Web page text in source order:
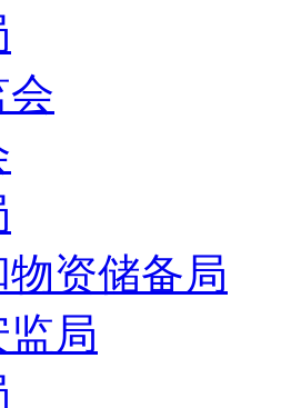
资储备局
局